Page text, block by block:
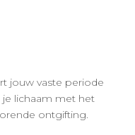
jouw vaste periode
lichaam met het
ontgifting.